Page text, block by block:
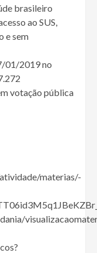
brasileiro
ao SUS,
e sem
01/2019 no
votação pública
materias/-